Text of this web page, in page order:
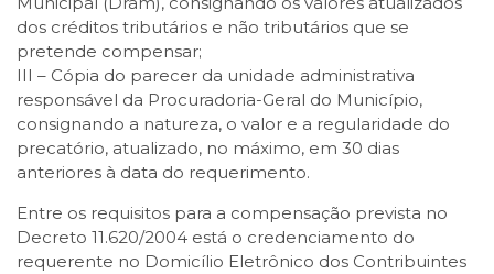
dos créditos tributários e não tributários que se
pretende compensar;
III – Cópia do parecer da unidade administrativa
responsável da Procuradoria-Geral do Município,
consignando a natureza, o valor e a regularidade do
precatório, atualizado, no máximo, em 30 dias
anteriores à data do requerimento.
Entre os requisitos para a compensação prevista no
Decreto 11.620/2004 está o credenciamento do
requerente no Domicílio Eletrônico dos Contribuintes